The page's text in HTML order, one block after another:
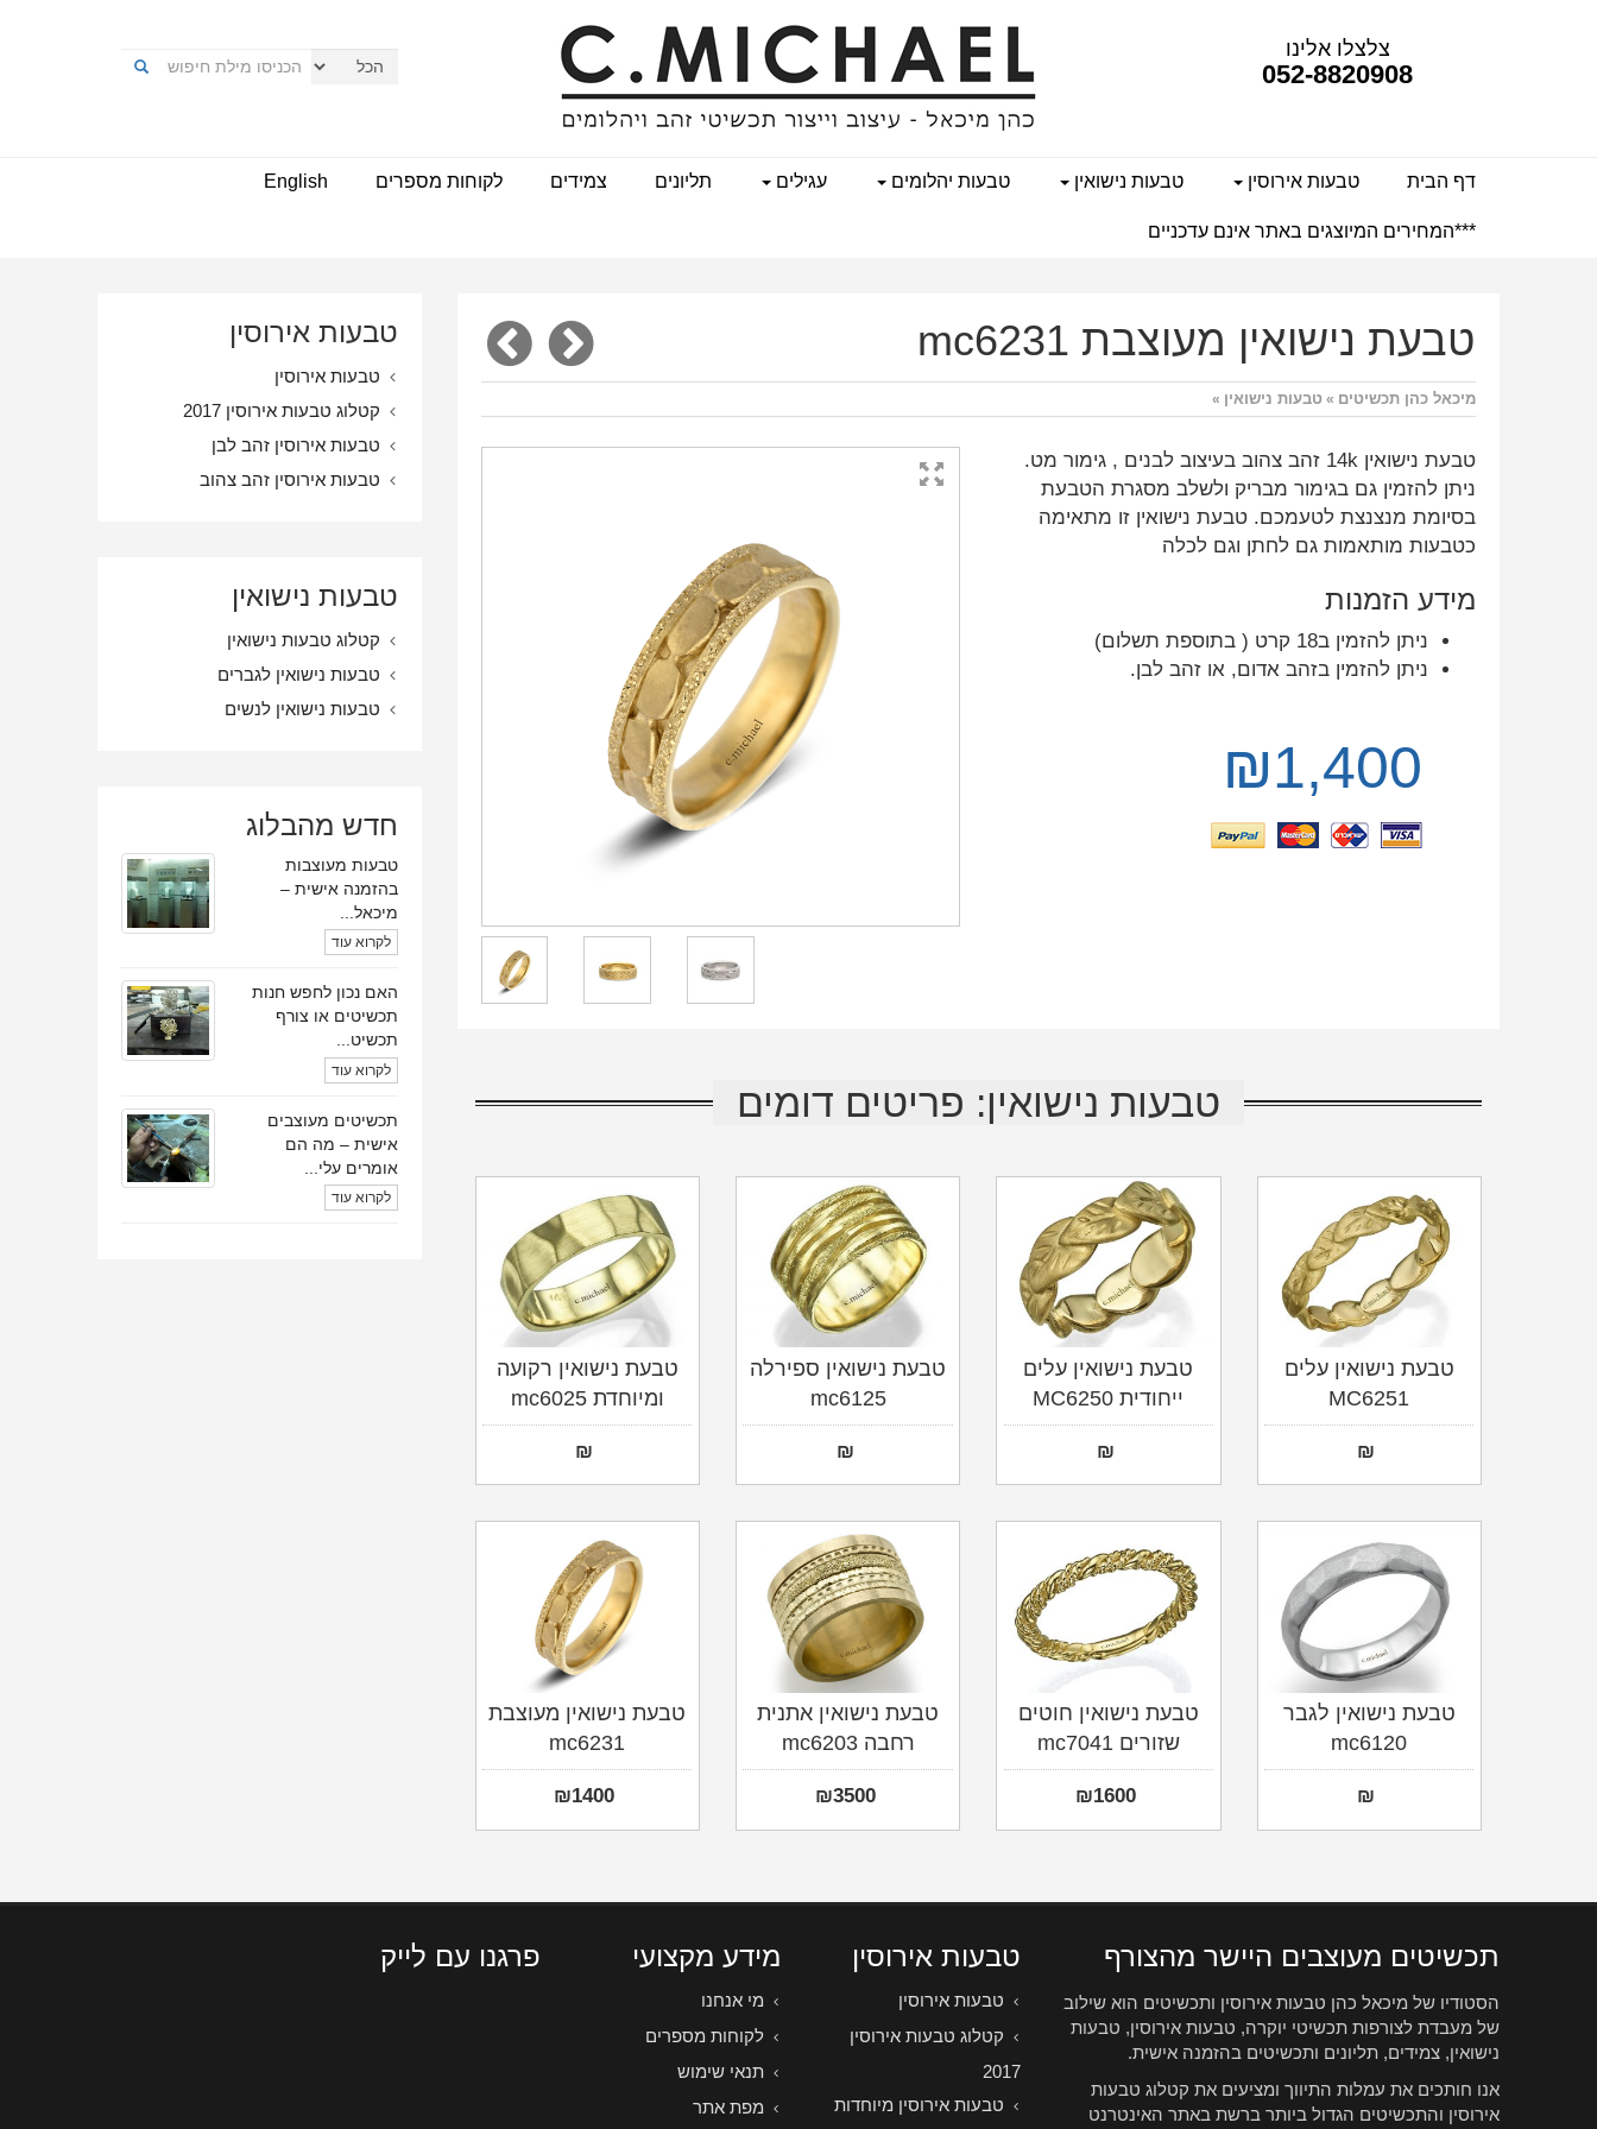
צלצלו אלינו
052-8820908
דף הבית טבעות אירוסין טבעות נישואין טבעות יהלומים עגילים תליונים צמידים לקוחות מספרים English
***המחירים המיוצגים באתר אינם עדכניים
טבעת נישואין מעוצבת mc6231
מיכאל כהן תכשיטים » טבעות נישואין »
טבעת נישואין 14k זהב צהוב בעיצוב לבנים , גימור מט.
ניתן להזמין גם בגימור מבריק ולשלב מסגרת הטבעת
בסיומת מנצנצת לטעמכם. טבעת נישואין זו מתאימה
כטבעות מותאמות גם לחתן וגם לכלה
מידע הזמנות
ניתן להזמין ב18 קרט ( בתוספת תשלום)
ניתן להזמין בזהב אדום, או זהב לבן.
₪1,400
טבעות נישואין: פריטים דומים
טבעת נישואין עלים
MC6251
₪
טבעת נישואין עלים
ייחודית MC6250
₪
טבעת נישואין ספירלה
mc6125
₪
טבעת נישואין רקועה
ומיוחדת mc6025
₪
טבעת נישואין לגבר
mc6120
₪
טבעת נישואין חוטים
שזורים mc7041
₪1600
טבעת נישואין אתנית
רחבה mc6203
₪3500
טבעת נישואין מעוצבת
mc6231
₪1400
טבעות אירוסין
טבעות אירוסין
קטלוג טבעות אירוסין 2017
טבעות אירוסין זהב לבן
טבעות אירוסין זהב צהוב
טבעות נישואין
קטלוג טבעות נישואין
טבעות נישואין לגברים
טבעות נישואין לנשים
חדש מהבלוג
טבעות מעוצבות
בהזמנה אישית –
מיכאל...
לקרוא עוד
האם נכון לחפש חנות
תכשיטים או צורף
תכשיט...
לקרוא עוד
תכשיטים מעוצבים
אישית – מה הם
אומרים עלי...
לקרוא עוד
תכשיטים מעוצבים היישר מהצורף
הסטודיו של מיכאל כהן טבעות אירוסין ותכשיטים הוא שילוב
של מעבדת לצורפות תכשיטי יוקרה, טבעות אירוסין, טבעות
נישואין, צמידים, תליונים ותכשיטים בהזמנה אישית.
אנו חותכים את עמלות התיווך ומציעים את קטלוג טבעות
אירוסין והתכשיטים הגדול ביותר ברשת באתר האינטרנט
טבעות אירוסין
טבעות אירוסין
קטלוג טבעות אירוסין
2017
טבעות אירוסין מיוחדות
מידע מקצועי
מי אנחנו
לקוחות מספרים
תנאי שימוש
מפת אתר
פרגנו עם לייק